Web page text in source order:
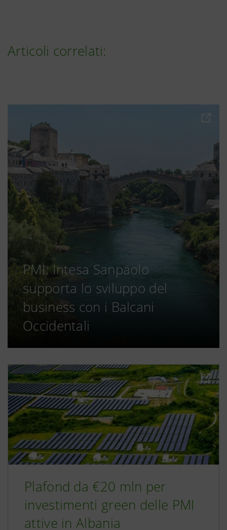
Articoli correlati:
PMI: Intesa Sanpaolo
supporta lo sviluppo del
business con i Balcani
Occidentali
Plafond da €20 mln per
investimenti green delle PMI
attive in Albania